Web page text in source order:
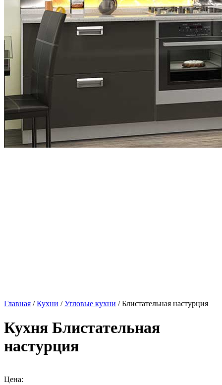
Главная /Кухни /Угловые кухни / Блистательная настурция
Кухня Блистательная
настурция
Цена: